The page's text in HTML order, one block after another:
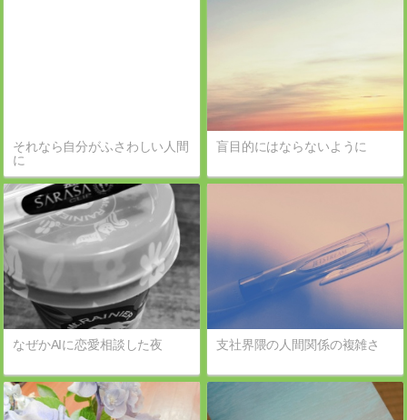
それなら自分がふさわしい人間
に
盲目的にはならないように
なぜかAIに恋愛相談した夜 支社界隈の人間関係の複雑さ